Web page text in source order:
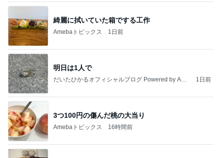
綺麗に拭いていた箱でする工作
Amebaトピックス 1日前
明日は1人で
だいたひかるオフィシャルブログ Powered by Ame
1日前
3つ100円の傷んだ桃の大当り
Amebaトピックス 16時間前